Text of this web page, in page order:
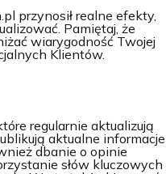
przynosił realne efekty,
Pamiętaj, że
wiarygodność Twojej
Klientów.
regularnie aktualizują
aktualne informacje
dbanie o opinie
słów kluczowych